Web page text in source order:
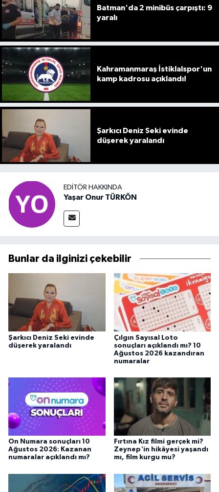
Batman'da 2 minibüs çarpıştı: 9
yaralı
Kahramanmaraş İstiklalspor'un
kamp kadrosu açıklandı!
Şarkıcı Deniz Seki evinde
düşerek yaralandı
EDITÖR HAKKINDA
Yaşar Onur TÜRKÖN
Bunlar da ilginizi çekebilir
Şarkıcı Deniz Seki evinde
düşerek yaralandı
Çılgın Sayısal Loto
sonuçları açıklandı mı? 10
Ağustos 2026 kazandıran
numaralar
On Numara sonuçları 10
Ağustos 2026: Kazanan
numaralar açıklandı mı?
Fırtına Kız filmi gerçek mi?
Zeynep'in hikâyesi yaşandı
mı, film kurgu mu?